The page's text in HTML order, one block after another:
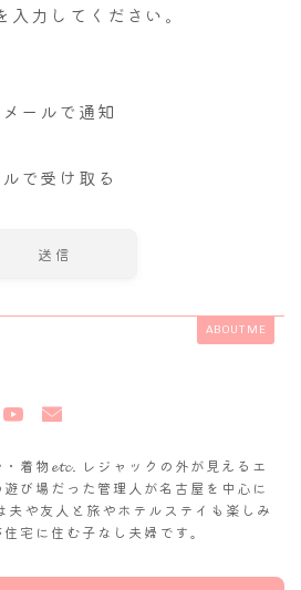
入力してください。
ールで通知
で受け取る
ABOUT ME
着物𝓮𝓽𝓬. レジャックの外が見えるエ
び場だった管理人が名古屋を中心に
夫や友人と旅やホテルステイも楽しみ
宅に住む子なし夫婦です。